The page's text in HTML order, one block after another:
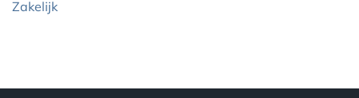
Zakelijk